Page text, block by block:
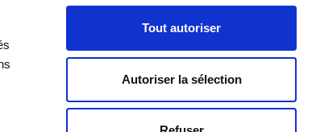
Tout autoriser
Autoriser la sélection